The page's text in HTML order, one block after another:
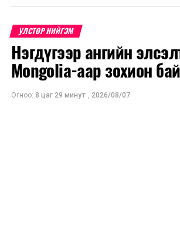
гишүүн
өргөн
мэдүүлсэн,
хэлэлцэх
эсэх
УЛСТӨР НИЙГЭМ
Нэгдүгээр ангийн
Mongolia-аар зохион
Огноо: 8 цаг 29 минут , 2026/08/07